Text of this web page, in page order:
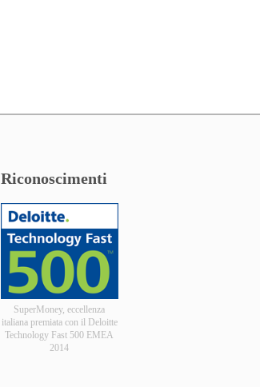
Riconoscimenti
SuperMoney, eccellenza
italiana premiata con il Deloitte
Technology Fast 500 EMEA
2014